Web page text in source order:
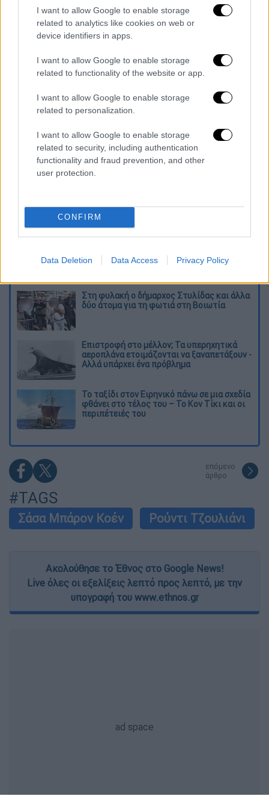
I want to allow Google to enable storage
related to analytics like cookies on web or
device identifiers in apps.
I want to allow Google to enable storage
related to functionality of the website or app.
I want to allow Google to enable storage
related to personalization.
I want to allow Google to enable storage
related to security, including authentication
functionality and fraud prevention, and other
user protection.
CONFIRM
Data Deletion Data Access Privacy Policy
διδύμου στο πλευρό της Μαρίας
Μπακάλοβα.
Επιπλέον,η ηθοποιός Γκλεν Κλόουζ έχει
προταθεί για τα Χρυσά Βατόμουρα, για τον
ρόλο της στην ταινία που προβλήθηκε στο
Netflix Hillbilly Elegy.
Στην κορυφή των υποψηφιοτήτων για το
2021, βρίσκονται το ριμέικ της ταινίας
«Dolittle» με τον Ρόμπερτ Ντάουνι Τζούνιορ
και το πολωνικό ερωτικό δράμα του Netflix
Διαβάστε ακόμη
κυκλοφορίας: Χιλιάδες αυτοκίνητα
παραμένουν αταξινόμητα - Λύση αναζητά
Στη φυλακή ο δήμαρχος Στυλίδας και άλλα
δύο άτομα για τη φωτιά στη Βοιωτία
Επιστροφή στο μέλλον; Τα υπερηχητικά
αεροπλάνα ετοιμάζονται να ξαναπετάξουν -
Αλλά υπάρχει ένα πρόβλημα
Το ταξίδι στον Ειρηνικό πάνω σε μια σχεδία
φθάνει στο τέλος του – Το Κον Τίκι και οι
περιπέτειές του
επόμενο
άρθρο
#TAGS
Σάσα Μπάρον Κοέν Ρούντι Τζουλιάνι
Ακολούθησε το Έθνος στο Google News!
Live όλες οι εξελίξεις λεπτό προς λεπτό, με την
υπογραφή του www.ethnos.gr